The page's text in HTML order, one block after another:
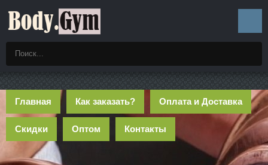
Главная Как заказать? Оплата и Доставка
Скидки Оптом Контакты